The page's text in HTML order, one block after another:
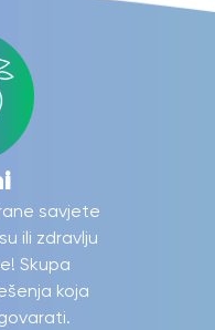
savjete
ili zdravlju
Skupa
koja